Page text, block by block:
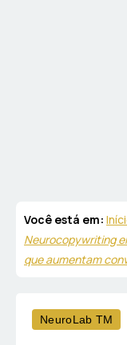
Você está em:
Neurocopywriting
que aumentam
NeuroLab TM